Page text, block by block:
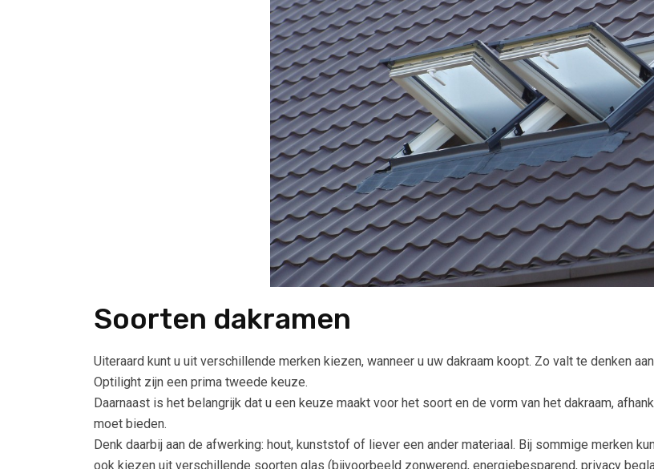
Soorten dakramen
Uiteraard kunt u uit verschillende merken kiezen, wanneer u uw dakraam koopt. Zo valt te denken
Optilight zijn een prima tweede keuze.
Daarnaast is het belangrijk dat u een keuze maakt voor het soort en de vorm van het dakraam,
moet bieden.
Denk daarbij aan de afwerking: hout, kunststof of liever een ander materiaal. Bij sommige merken
ook kiezen uit verschillende soorten glas (bijvoorbeeld zonwerend, energiebesparend, privacy